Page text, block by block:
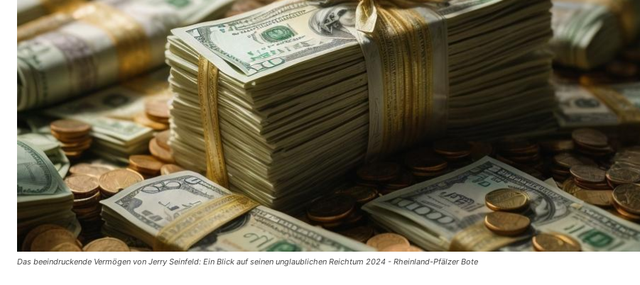
Das beeindruckende Vermögen von Jerry Seinfeld: Ein Blick auf seinen unglaublichen Reichtum 2024 - Rheinland-Pfälzer Bote